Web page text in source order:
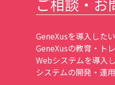
ご相談・お
GeneXusを導入したい
GeneXusの教育・ト
Webシステムを導入
システムの開発・運